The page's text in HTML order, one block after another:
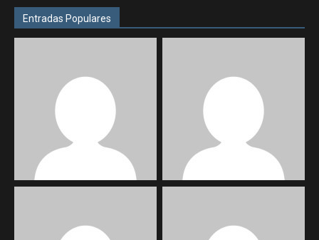
Entradas Populares